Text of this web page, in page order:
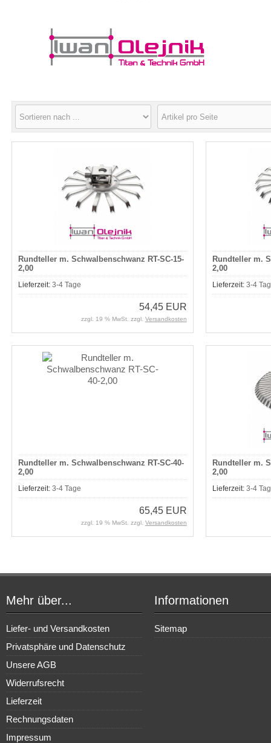
Rundteller m. Schwalbenschwanz RT-SC-15-
2,00
Lieferzeit:3-4 Tage
54,45 EUR
zzgl. 19 % MwSt. zzgl. Versandkosten
Rundteller m.
2,00
Lieferzeit: 3-4
Rundteller m. Schwalbenschwanz RT-SC-40-
2,00
Lieferzeit:3-4 Tage
65,45 EUR
zzgl. 19 % MwSt. zzgl. Versandkosten
Rundteller m.
2,00
Lieferzeit: 3-4
Mehr über...
Liefer- und Versandkosten
Privatsphäre und Datenschutz
Unsere AGB
Widerrufsrecht
Lieferzeit
Rechnungsdaten
Impressum
Informationen
Sitemap